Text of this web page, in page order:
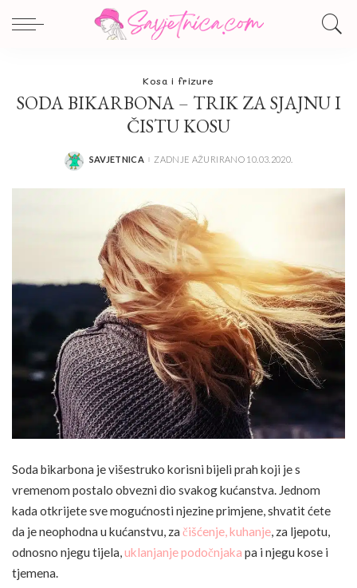
Kosa i frizure
SODA BIKARBONA – TRIK ZA SJAJNU I
ČISTU KOSU
POSTED
SAVJETNICA ZADNJE AŽURIRANO 10.03.2020.
Soda bikarbona je višestruko korisni bijeli prah koji je s
vremenom postalo obvezni dio svakog kućanstva. Jednom
kada otkrijete sve mogućnosti njezine primjene, shvatit ćete
da je neophodna u kućanstvu, za čišćenje,kuhanje, za ljepotu,
odnosno njegu tijela,uklanjanje podočnjaka pa i njegu kose i
tjemena.